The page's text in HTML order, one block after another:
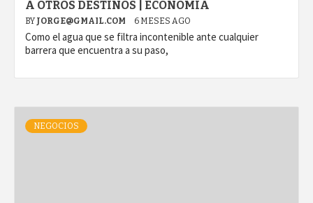
A OTROS DESTINOS | ECONOMÍA
BY JORGE@GMAIL.COM 6 MESES AGO
Como el agua que se filtra incontenible ante cualquier
barrera que encuentra a su paso,
NEGOCIOS